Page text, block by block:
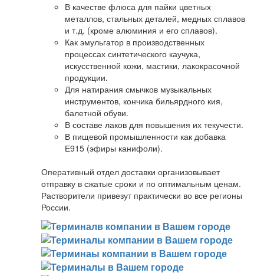
В качестве флюса для пайки цветных
металлов, стальных деталей, медных сплавов
и т.д. (кроме алюминия и его сплавов).
Как эмульгатор в производственных
процессах синтетического каучука,
искусственной кожи, мастики, лакокрасочной
продукции.
Для натирания смычков музыкальных
инструментов, кончика бильярдного кия,
балетной обуви.
В составе лаков для повышения их текучести.
В пищевой промышленности как добавка
Е915 (эфиры канифоли).
Оперативный отдел доставки организовывает
отправку в сжатые сроки и по оптимальным ценам.
Растворители привезут практически во все регионы
России.